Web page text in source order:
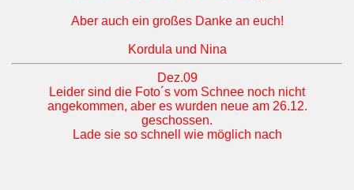
Aber auch ein großes Danke an euch!
Kordula und Nina
Dez.09
Leider sind die Foto´s vom Schnee noch nicht
angekommen, aber es wurden neue am 26.12.
geschossen.
Lade sie so schnell wie möglich nach